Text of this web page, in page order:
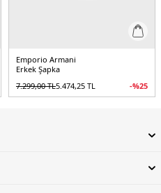
Emporio Armani
Erkek Şapka
7.299,00TL5.474,25 TL -%25